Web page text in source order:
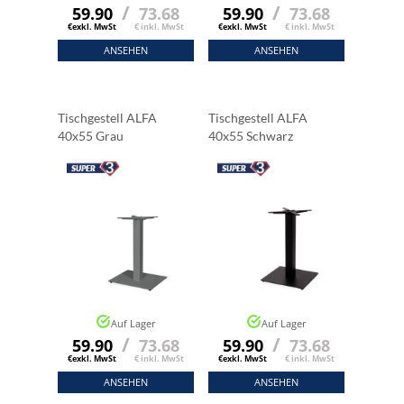
59.90
€exkl. MwSt
/ 73.68
€ inkl. MwSt
ANSEHEN
59.90
€exkl. MwSt
/ 73.68
€ inkl. MwSt
ANSEHEN
Tischgestell ALFA
40x55 Grau
Auf Lager
59.90
€exkl. MwSt
/ 73.68
€ inkl. MwSt
ANSEHEN
Tischgestell ALFA
40x55 Schwarz
Auf Lager
59.90
€exkl. MwSt
/ 73.68
€ inkl. MwSt
ANSEHEN